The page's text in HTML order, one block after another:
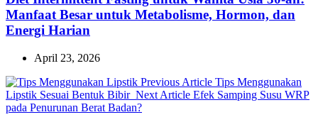
Manfaat Besar untuk Metabolisme, Hormon, dan
Energi Harian
April 23, 2026
Previous Article Previous
Post:
Tips Menggunakan
Lipstik Sesuai Bentuk Bibir Next Article Next
Efek Samping Susu WRP
pada Penurunan Berat Badan?